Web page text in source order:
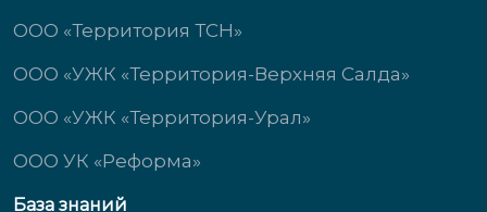
ООО «Территория ТСН»
ООО «УЖК «Территория-Верхняя Салда»
ООО «УЖК «Территория-Урал»
ООО УК «Реформа»
База знаний